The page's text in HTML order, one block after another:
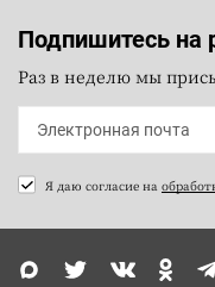
Подпишитесь на
Раз в неделю мы
Я даю согласие на